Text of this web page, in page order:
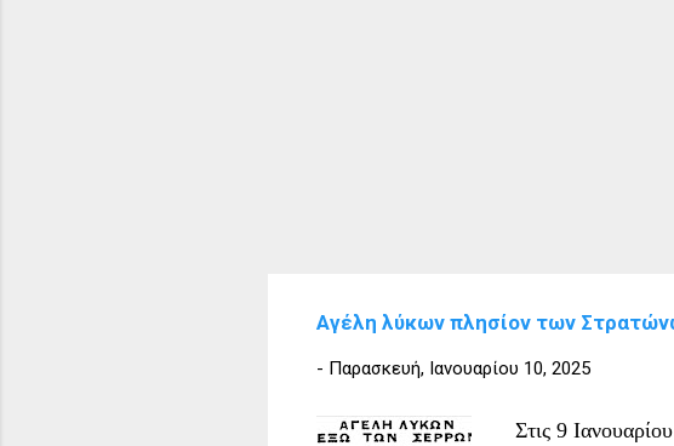
Αγέλη λύκων πλησίον των
- Παρασκευή, Ιανουαρίου 10, 2025
Στις 9